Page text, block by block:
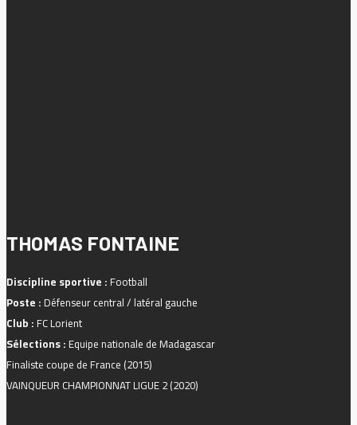
THOMAS FONTAINE
Discipline sportive : Football
Poste : Défenseur central / latéral gauche
Club : FC Lorient
Sélections : Equipe nationale de Madagascar
Finaliste coupe de France (2015)
VAINQUEUR CHAMPIONNAT LIGUE 2 (2020)